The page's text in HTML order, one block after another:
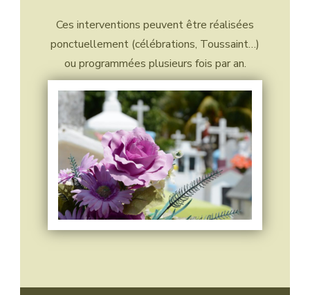
Ces interventions peuvent être réalisées
ponctuellement (célébrations, Toussaint…)
ou programmées plusieurs fois par an.